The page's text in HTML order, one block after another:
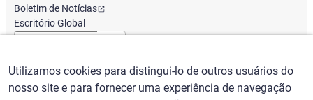
Boletim de Notícias
Escritório Global
Português/ ($) USD
Utilizamos cookies para distingui-lo de outros usuários do
nosso site e para fornecer uma experiência de navegação